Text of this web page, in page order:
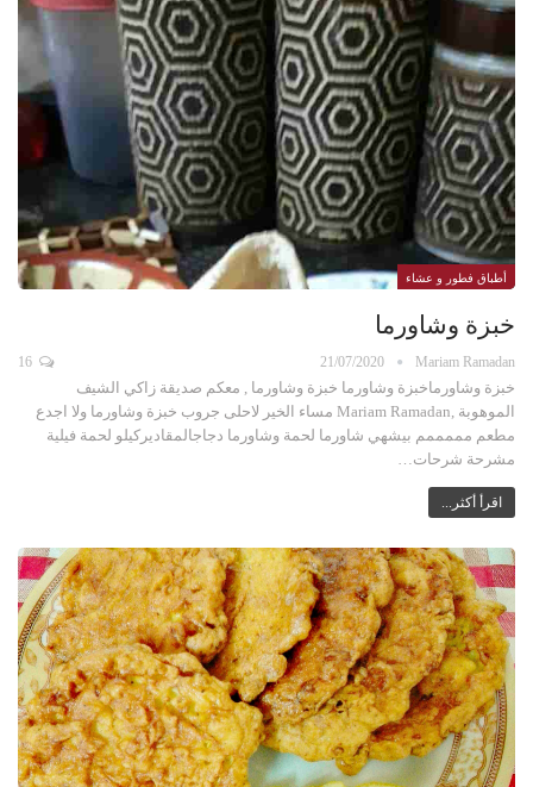
أطباق فطور و عشاء
خبزة وشاورما
Mariam Ramadan
21/07/2020
خبزة وشاورماخبزة وشاورما خبزة وشاورما , معكم صديقة زاكي الشيف
الموهوبة ,Mariam Ramadan مساء الخير لاحلى جروب خبزة وشاورما ولا اجدع
مطعم مممممم بيشهي شاورما لحمة وشاورما دجاجالمقاديركيلو لحمة فيلية
مشرحة شرحات…
اقرأ أكثر...